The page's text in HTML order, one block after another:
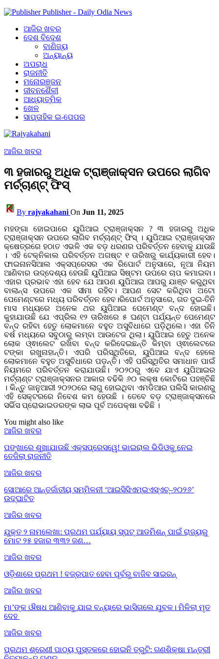
Publisher - Daily Odia News
ଆଜିର ଖବର
ଦେଶ ବିଦେଶ
ବାଣିଜ୍ୟ
ଅନ୍ୟାନ୍ୟ
ଅପରାଧ
ରାଜନୀତି
ମନୋରଞ୍ଜନ
ଜୀବନଶୈଳୀ
ଆଧ୍ୟାତ୍ମିକ
ଖେଳ
ସାପ୍ତାହିକ ଇ-ପେପର
ଆଜିର ଖବର
୩ ହଜାରରୁ ଅଧିକ ଟ୍ରାଞ୍ଜାକ୍ସନ ଉପରେ ଲାଗିବ
ମର୍ଚ୍ଚାଣ୍ଟ୍ ଫିସ୍
By rajyakahani On Jun 11, 2025
ମହଙ୍ଗା ହୋଇପାରେ ୟୁପିଆଇ ଟ୍ରାଞ୍ଜାକ୍ସନ ? ୩ ହଜାରରୁ ଅଧିକ
ଟ୍ରାଞ୍ଜାକ୍ସନ ଉପରେ ଲାଗିବ ମର୍ଚ୍ଚାଣ୍ଟ୍ ଫିସ୍ । ୟୁପିଆଇ ଟ୍ରାଞ୍ଜାକ୍ସନ
କ୍ଷେତ୍ରରେ ହଠାତ ଏଭଳି ଏକ ବଡ଼ ଧରଣର ପରିବର୍ତ୍ତନ ହେବାକୁ ଯାଉଛି
। ଏହି ଟେକ୍ନିକାଲ ପରିବର୍ତ୍ତନ ଅଗଷ୍ଟ ୧ ତାରିଖରୁ କାର୍ଯ୍ୟକାରୀ ହେବ।
ଫାଇନାନସିଆଲ ଏକ୍ସପ୍ରେସର ଏକ ରିପୋର୍ଟ ଅନୁସାରେ, ନୂଆ ନିୟମ
ଆଣିବାର ଉଦ୍ଦେଶ୍ୟ ହେଉଛି ୟୁପିଆଇ ସିଷ୍ଟମ ଉପରେ ଚାପ କମାଇବା।
ଏହାର ପ୍ରଭାବ ଏହା ହେବ ଯେ ଆପଣ ୟୁପିଆଇ ଆପରୁ ଯାଞ୍ଚ କରୁଥିବା
ବାଲାନ୍ସ ଉପରେ ଏକ ସୀମା ରହିବ। ଆପଣ ସେଟ କରିଥିବା ଅଟୋ
ପେମେଣ୍ଟରେ ମଧ୍ୟ ପରିବର୍ତ୍ତନ ହେବ।ରିପୋର୍ଟ ଅନୁସାରେ, ଗତ ଦୁଇ-ତିନି
ମାସ ମଧ୍ୟରେ ଅନେକ ଥର ୟୁପିଆଇ ପେମେଣ୍ଟ ବନ୍ଦ ହୋଇଛି।
କୁହାଯାଉଛି ଯେ ଏପ୍ରିଲ ୧୨ ତାରିଖରେ ୫ ଘଣ୍ଟା ପର୍ଯ୍ୟନ୍ତ ପେମେଣ୍ଟ
ବନ୍ଦ ରହିବା ହେତୁ ଲୋକମାନେ ବହୁତ ଅସୁବିଧାରେ ପଡ଼ିଥିଲେ। ଏହା ତିନି
ବର୍ଷ ମଧ୍ୟରେ ସବୁଠାରୁ ଲମ୍ବା ଆଉଟେଜ ଥିଲା। ୟୁପିଆଇ ହେତୁ ଅନେକ
ଲୋକ ଓ୍ଵାଲେଟ ରଖିବା ବନ୍ଦ କରିଦେଇଛନ୍ତି କିମ୍ବା ଓ୍ଵାଲେଟରେ
ଟଙ୍କା ରଖୁନାହାନ୍ତି। ଏପରି ପରିସ୍ଥିତିରେ, ୟୁପିଆଇ ବନ୍ଦ ହେଲେ
ଲୋକମାନେ ବହୁତ ଅସୁବିଧାରେ ପଡ଼ନ୍ତି। ଏହି ପରିସ୍ଥିତିର ସମାଧାନ ପାଇଁ
ନିୟମରେ ପରିବର୍ତ୍ତନ କରାଯାଉଛି। ୨୦୨୦ରୁ ଏବେ ଯାଏ ୟୁପିଆଇର
ମର୍ଚ୍ଚାଣ୍ଟ ଟ୍ରାଞ୍ଜାକ୍ସନର ଆକାର ବଢିକି ୬୦ ଲକ୍ଷ କୋଟିରେ ପହଞ୍ଚିଛି
। କିନ୍ତୁ ଜାନୁଆରୀ ୨୦୨୦ରେ ଲାଗୁ ହୋଇଥିବା ଏମଡିଆର ପଲିସି କାରଣରୁ
ଏହି ସେକ୍ଟରରେ ନିବେଶ କମ ହେଉଛି । ତେବେ ବଡ଼ ଟ୍ରାଞ୍ଜାକ୍ସନରେ
ସର୍ଭିସ ପ୍ରୋଭାଇଡରଙ୍କ ଲାଭ ପୂର୍ବ ଅପେକ୍ଷା ବଢିଛି ।
You might also like
ଆଜିର ଖବର
ପଙ୍ଖାରେ ଶୁଖାଯାଉଛି ଏକ୍ସପ୍ରେସୱେ! ଭାଇରାଲ ଭିଡିଓକୁ ନେଇ
ତେଜିଲା ରାଜନୀତି
ଆଜିର ଖବର
ସୋଆରେ ଆନ୍ତର୍ଜାତୀୟ ସମ୍ମିଳନୀ ‘ଆଇସିସିଏମ୍‌ଇଏସ୍‌ଏଚ୍‌–୨୦୨୬’
ଉଦ୍‌ଘାଟିତ
ଆଜିର ଖବର
ଯୁକ୍ତ ୨ ନାମଲେଖା: ପ୍ରଥମ ପର୍ଯ୍ୟାୟ ସ୍ପଟ୍ ଆଡମିଶନ୍ ପାଇଁ ରାଜ୍ୟରୁ
ମୋଟ ୨୫ ହଜାର ୩୩୨ ଜଣ…
ଆଜିର ଖବର
ଓଡ଼ିଶାରେ ପ୍ରଥମ ! ବଜ୍ରପାତ ହେବା ପୂର୍ବରୁ ବାଜିବ ସାଇରନ୍
ଆଜିର ଖବର
ମା’ଙ୍କ ଔଷଧ ଆଣିବାକୁ ଯାଇ ବନ୍ୟାରେ ଭାସିଗଲେ ଯୁବକ। ମିଳିଲା ମୃତ
ଦେହ
ଆଜିର ଖବର
ପ୍ରଥମ ଶ୍ରେଣୀ ପାଠ୍ୟ ପୁସ୍ତକରେ ହୋଇନି ତ୍ରୁଟି: ଗଣଶିକ୍ଷା ମନ୍ତ୍ରୀ